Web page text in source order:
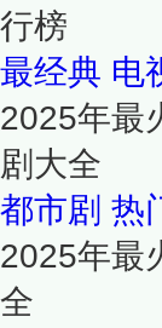
行榜
最经典 电
2025年最
剧大全
都市剧 热
2025年最
全